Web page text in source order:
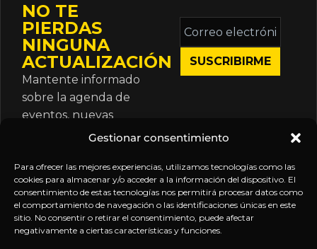
Gestionar consentimiento
Para ofrecer las mejores experiencias, utilizamos tecnologías como las
cookies para almacenar y/o acceder a la información del dispositivo. El
consentimiento de estas tecnologías nos permitirá procesar datos como
el comportamiento de navegación o las identificaciones únicas en este
sitio. No consentir o retirar el consentimiento, puede afectar
negativamente a ciertas características y funciones.
NO TE
PIERDAS
NINGUNA
ACTUALIZACIÓN
Mantente informado
sobre la agenda de
eventos, nuevas
publicaciones y
suscripción.
Correo
electrónico
*